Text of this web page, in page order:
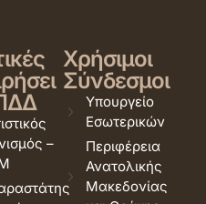
–
Χρήσιμοι
Σύνδεσμοι
Υπουργείο
Εσωτερικών
Περιφέρεια
Ανατολικής
Μακεδονίας